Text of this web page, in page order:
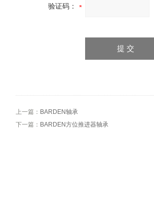
验证码：
上一篇： BARDEN轴承
下一篇： BARDEN方位推进器轴承